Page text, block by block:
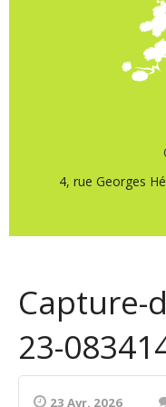
4, rue Georges
Capture-
23-
23 Avr. 2026